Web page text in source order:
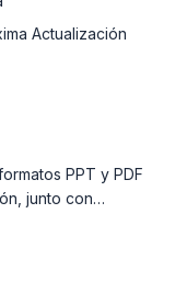
Actualización
PPT y PDF
junto con
y una
dentro de 180